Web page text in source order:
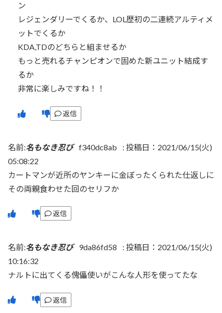
ン
レジェンダリーでくるか、LOL歴初の二連続アルティメ
ットでくるか
KDA,TDのどちらと組ませるか
もっと売れるチャンピオンで固めた新ユニット結成す
るか
非常に楽しみですね！！
返信
名前:名もなき忍び f340dc8ab : 投稿日：2021/06/15(火)
05:08:22
カートマンが近所のヤンキーに金ぼったくられた仕返しに
その両親食わせた回のセリフか
返信
名前:名もなき忍び 9da86fd58 : 投稿日：2021/06/15(火)
10:16:32
ナルトに出てくる傀儡使いがこんな人形を使ってたな
返信